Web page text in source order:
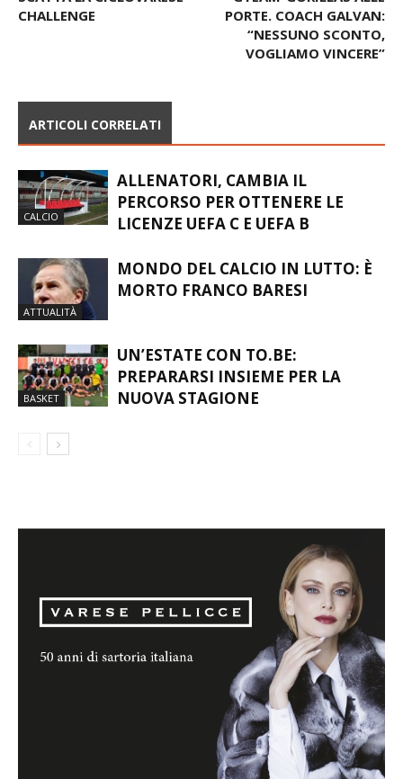
ESORDIENTI, DOMENICA
TERZA DIVISIONE – DERBY
GTEAM-GORILLAS ALLE
PORTE. COACH GALVAN:
ALLENATORI, CAMBIA IL
PERCORSO PER OTTENERE LE
ATTUALITÀ
MONDO DEL CALCIO IN LUTTO: È
BASKET
UN’ESTATE CON TO.BE:
PREPARARSI INSIEME PER LA